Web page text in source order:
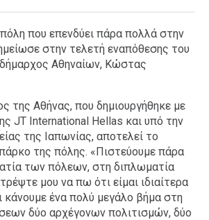
πόλη που επενδύει πάρα πολλά στην
στην τελετή εναπόθεσης του
δήμαρχος Αθηναίων, Κώστας
της Αθήνας, που δημιουργήθηκε με
JT International Hellas και υπό την
της Ιαπωνίας, αποτελεί το
της πόλης. «Πιστεύουμε πάρα
των πόλεων, στη διπλωματία
μου να πω ότι είμαι ιδιαίτερα
κάνουμε ένα πολύ μεγάλο βήμα στη
δύο αρχέγονων πολιτισμών, δύο